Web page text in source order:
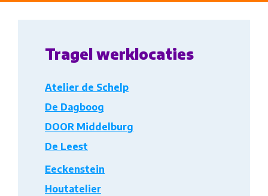
Tragel werklocaties
Atelier de Schelp
De Dagboog
DOOR Middelburg
De Leest
Eeckenstein
Houtatelier